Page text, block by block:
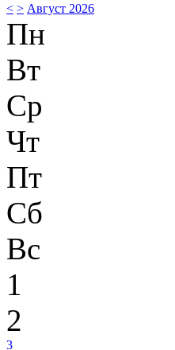
< > Август 2026
Пн
Вт
Ср
Чт
Пт
Сб
Вс
1
2
3